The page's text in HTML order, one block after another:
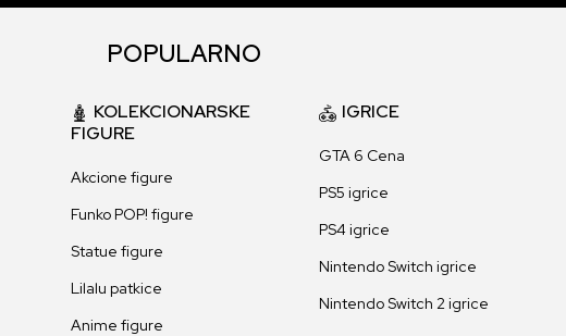
POPULARNO
KOLEKCIONARSKE
FIGURE
Akcione figure
Funko POP! figure
Statue figure
Lilalu patkice
Anime figure
IGRICE
GTA 6 Cena
PS5 igrice
PS4 igrice
Nintendo Switch igrice
Nintendo Switch 2 igrice